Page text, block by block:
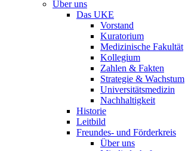
Über uns
Das UKE
Vorstand
Kuratorium
Medizinische Fakultät
Kollegium
Zahlen & Fakten
Strategie & Wachstum
Universitätsmedizin
Nachhaltigkeit
Historie
Leitbild
Freundes- und Förderkreis
Über uns